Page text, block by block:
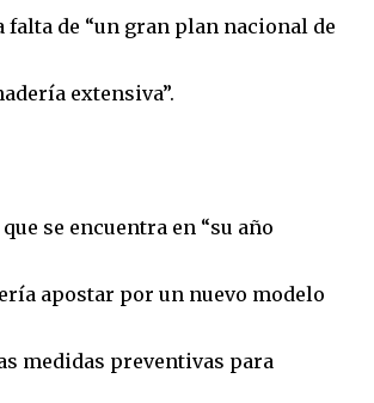
falta de “un gran plan nacional de
extensiva”.
que se encuentra en “su año
apostar por un nuevo modelo
medidas preventivas para